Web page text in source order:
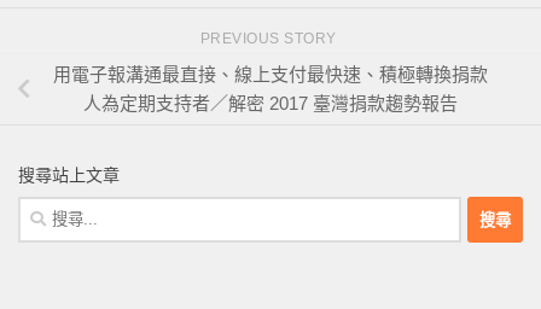
PREVIOUS STORY
用電子報溝通最直接、線上支付最快速、積極轉換捐款
人為定期支持者／解密 2017 臺灣捐款趨勢報告
搜尋站上文章
搜
尋